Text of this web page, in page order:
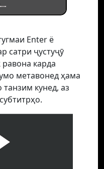
Enter ё
сатри ҷустуҷӯ
карда
метавонед ҳама
танзим кунед, аз